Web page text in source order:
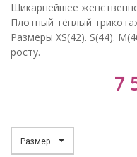
Шикарнейшее
Плотный тёплый
Размеры XS(42). S(44).
росту.
7
Размер